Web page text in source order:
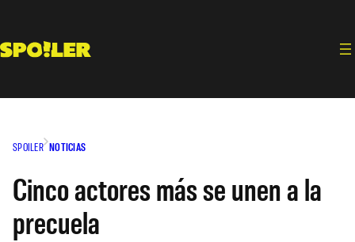
contenido
SPOILER NOTICIAS
Cinco actores más se unen a la
precuela